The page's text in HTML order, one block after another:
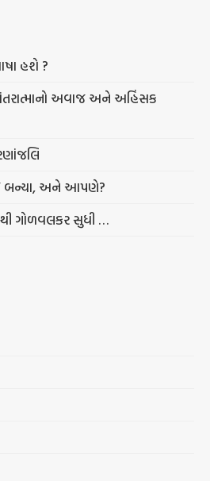
હશે ?
અવાજ અને અહિંસક
બન્યા, અને આપણે?
ગોળવલકર સુધી …